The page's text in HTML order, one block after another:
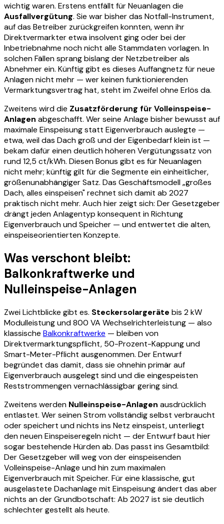
wichtig waren. Erstens entfällt für Neuanlagen die
Ausfallvergütung. Sie war bisher das Notfall-Instrument,
auf das Betreiber zurückgreifen konnten, wenn ihr
Direktvermarkter etwa insolvent ging oder bei der
Inbetriebnahme noch nicht alle Stammdaten vorlagen. In
solchen Fällen sprang bislang der Netzbetreiber als
Abnehmer ein. Künftig gibt es dieses Auffangnetz für neue
Anlagen nicht mehr — wer keinen funktionierenden
Vermarktungsvertrag hat, steht im Zweifel ohne Erlös da.
Zweitens wird die Zusatzförderung für Volleinspeise-
Anlagen abgeschafft. Wer seine Anlage bisher bewusst auf
maximale Einspeisung statt Eigenverbrauch auslegte —
etwa, weil das Dach groß und der Eigenbedarf klein ist —
bekam dafür einen deutlich höheren Vergütungssatz von
rund 12,5 ct/kWh. Diesen Bonus gibt es für Neuanlagen
nicht mehr; künftig gilt für die Segmente ein einheitlicher,
größenunabhängiger Satz. Das Geschäftsmodell „großes
Dach, alles einspeisen" rechnet sich damit ab 2027
praktisch nicht mehr. Auch hier zeigt sich: Der Gesetzgeber
drängt jeden Anlagentyp konsequent in Richtung
Eigenverbrauch und Speicher — und entwertet die alten,
einspeiseorientierten Konzepte.
Was verschont bleibt:
Balkonkraftwerke und
Nulleinspeise-Anlagen
Zwei Lichtblicke gibt es. Steckersolargeräte bis 2 kW
Modulleistung und 800 VA Wechselrichterleistung — also
klassische Balkonkraftwerke — bleiben von
Direktvermarktungspflicht, 50-Prozent-Kappung und
Smart-Meter-Pflicht ausgenommen. Der Entwurf
begründet das damit, dass sie ohnehin primär auf
Eigenverbrauch ausgelegt sind und die eingespeisten
Reststrommengen vernachlässigbar gering sind.
Zweitens werden Nulleinspeise-Anlagen ausdrücklich
entlastet. Wer seinen Strom vollständig selbst verbraucht
oder speichert und nichts ins Netz einspeist, unterliegt
den neuen Einspeiseregeln nicht — der Entwurf baut hier
sogar bestehende Hürden ab. Das passt ins Gesamtbild:
Der Gesetzgeber will weg von der einspeisenden
Volleinspeise-Anlage und hin zum maximalen
Eigenverbrauch mit Speicher. Für eine klassische, gut
ausgelastete Dachanlage mit Einspeisung ändert das aber
nichts an der Grundbotschaft: Ab 2027 ist sie deutlich
schlechter gestellt als heute.